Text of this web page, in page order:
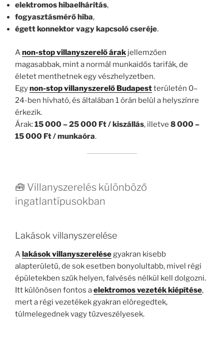
elektromos hibaelhárítás,
fogyasztásmérő hiba,
égett konnektor vagy kapcsoló cseréje.
Anon-stop villanyszerelő árak jellemzően
magasabbak, mint a normál munkaidős tarifák, de
életet menthetnek egy vészhelyzetben.
Egynon-stop villanyszerelő Budapestterületén 0–
24-ben hívható, és általában 1 órán belül a helyszínre
érkezik.
Árak:15 000 – 25 000 Ft / kiszállás, illetve 8 000 –
15 000 Ft / munkaóra.
🧰 Villanyszerelés különböző
ingatlantípusokban
Lakások villanyszerelése
A lakások villanyszerelésegyakran kisebb
alapterületű, de sok esetben bonyolultabb, mivel régi
épületekben szűk helyen, falvésés nélkül kell dolgozni.
Itt különösen fontos aelektromos vezeték kiépítése,
mert a régi vezetékek gyakran elöregedtek,
túlmelegednek vagy tűzveszélyesek.